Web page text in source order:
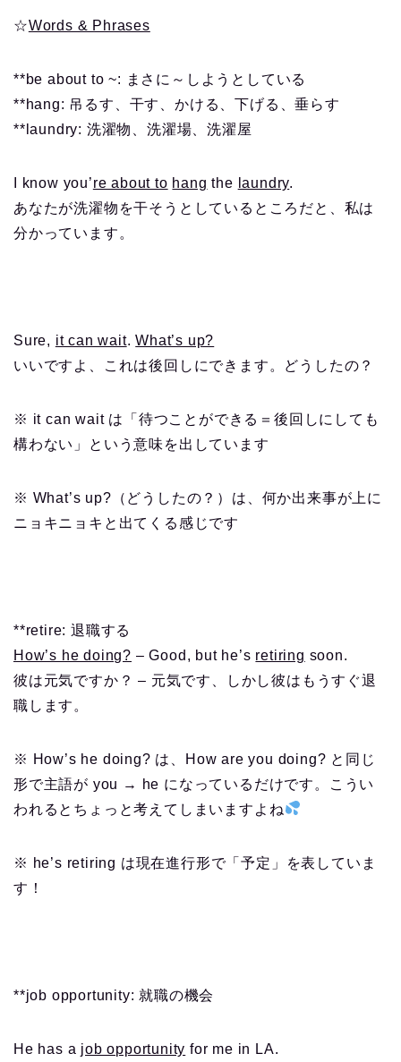
☆Words & Phrases
**be about to ~: まさに～しようとしている
**hang: 吊るす、干す、かける、下げる、垂らす
**laundry: 洗濯物、洗濯場、洗濯屋
I know you’re about to hang the laundry.
あなたが洗濯物を干そうとしているところだと、私は
分かっています。
Sure, it can wait.What’s up?
いいですよ、これは後回しにできます。どうしたの？
※ it can wait は「待つことができる＝後回しにしても
構わない」という意味を出しています
※ What’s up?（どうしたの？）は、何か出来事が上に
ニョキニョキと出てくる感じです
**retire: 退職する
How’s he doing? – Good, but he’s retiring soon.
彼は元気ですか？ – 元気です、しかし彼はもうすぐ退
職します。
※ How’s he doing? は、How are you doing? と同じ
形で主語が you → he になっているだけです。こうい
われるとちょっと考えてしまいますよね
※ he’s retiring は現在進行形で「予定」を表していま
す！
**job opportunity: 就職の機会
He has a job opportunity for me in LA.